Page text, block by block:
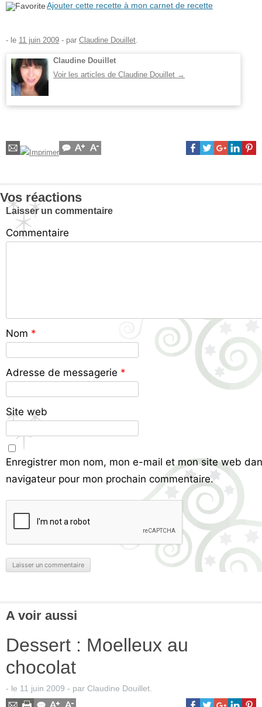
Ajouter cette recette à mon carnet de recette
- le 11 juin 2009 - par Claudine Douillet
Claudine Douillet
Voir les articles de Claudine Douillet →
Vos réactions
Laisser un commentaire
Commentaire
Nom *
Adresse de messagerie *
Site web
Enregistrer mon nom, mon e-mail et mon site web
navigateur pour mon prochain commentaire.
A voir aussi
Dessert : Moelleux au
chocolat
- le 11 juin 2009 - par Claudine Douillet